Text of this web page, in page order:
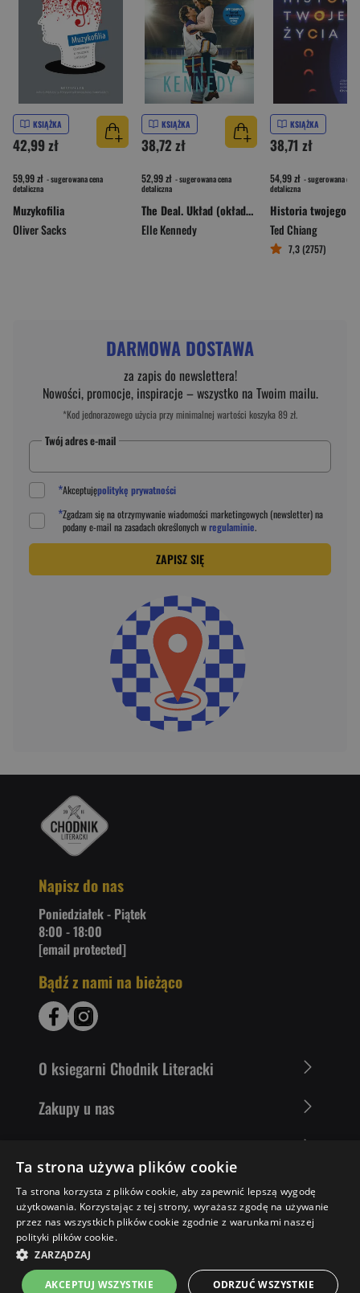
52,43 ZŁ
KSIĄŻKA
42,99 zł
59,99 zł - sugerowana cena
detaliczna
Muzykofilia
Oliver Sacks
KSIĄŻKA
38,72 zł
52,99 zł - sugerowana cena
detaliczna
The Deal. Układ (okładka serialowa)
Elle Kennedy
KSIĄŻKA
38,71 zł
54,99 zł - sugerowana cena
detaliczna
Historia twojego
Ted Chiang
7,3 (2757)
DARMOWA DOSTAWA
za zapis do newslettera!
Nowości, promocje, inspiracje – wszystko na Twoim mailu.
*Kod jednorazowego użycia przy minimalnej wartości koszyka 89 zł.
Twój adres e-mail
*Akceptujępolitykę prywatności
*Zgadzam się na otrzymywanie wiadomości marketingowych (newsletter) na
podanye-mail na zasadach określonych wregulaminie.
ZAPISZ SIĘ
Napisz do nas
Poniedziałek - Piątek
8:00 - 18:00
[email protected]
Bądź z nami na bieżąco
O ksiegarni Chodnik Literacki
Zakupy u nas
Literaci polecają
Ta strona używa plików cookie
Ta strona korzysta z plików cookie, aby zapewnić lepszą wygodę
użytkowania. Korzystając z tej strony, wyrażasz zgodę na używanie
przez nas wszystkich plików cookie zgodnie z warunkami naszej
polityki plików cookie.
ZARZĄDZAJ
AKCEPTUJ WSZYSTKIE ODRZUĆ WSZYSTKIE